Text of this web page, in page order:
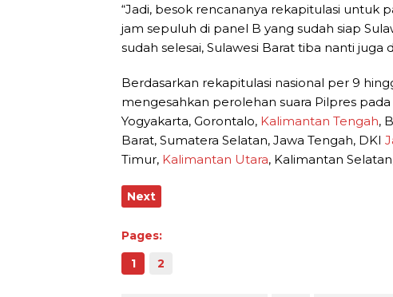
“Jadi, besok rencananya rekapitulasi untuk
jam sepuluh di panel B yang sudah siap
sudah selesai, Sulawesi Barat tiba nanti juga
Berdasarkan rekapitulasi nasional per 9
mengesahkan perolehan suara Pilpres
Yogyakarta, Gorontalo, Kalimantan Tengah,
Barat, Sumatera Selatan, Jawa Tengah, DKI
Timur, Kalimantan Utara, Kalimantan
Next
Pages:
1
2